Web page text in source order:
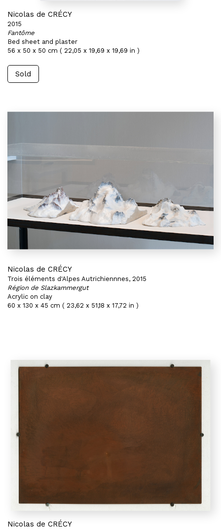
Nicolas de CRÉCY
2015
Fantôme
Bed sheet and plaster
56 x 50 x 50 cm ( 22,05 x 19,69 x 19,69 in )
Sold
Nicolas de CRÉCY
Trois éléments d'Alpes Autrichiennnes, 2015
Région de Slazkammergut
Acrylic on clay
60 x 130 x 45 cm ( 23,62 x 51,18 x 17,72 in )
Nicolas de CRÉCY